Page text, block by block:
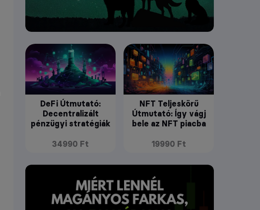
DeFi Útmutató:
Decentralizált
pénzügyi stratégiák
34990 Ft
NFT Teljeskörű
Útmutató: Így vágj
bele az NFT piacba
19990 Ft